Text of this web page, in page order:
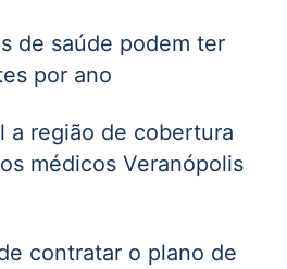
de saúde podem ter
por ano
a região de cobertura
médicos Veranópolis
contratar o plano de